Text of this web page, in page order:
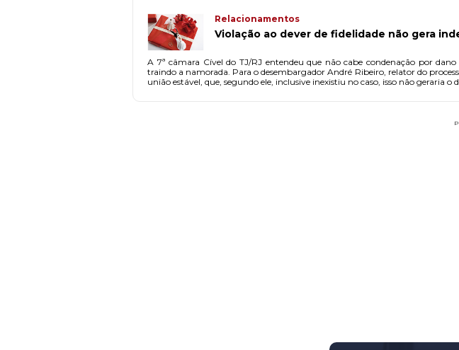
Relacionamentos
Violação ao dever de fidelidade não gera
A 7ª câmara Cível do TJ/RJ entendeu que não cabe condenação por
traindo a namorada. Para o desembargador André Ribeiro, relator do processo, ainda que se comprovasse a traição e a violação ao dever de fidelidade decorrente de
união estável, que, segundo ele, inclusive inexistiu no caso, isso não geraria o